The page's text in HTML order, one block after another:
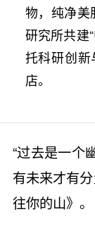
物，纯净美
研究所共建
托科研创
店。
“过去是一个
有未来才有
往你的山》。